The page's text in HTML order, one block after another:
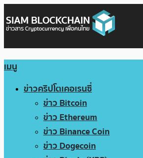
เมนู
ข่าวคริปโตเคอเรนซี่
ข่าว Bitcoin
ข่าว Ethereum
ข่าว Binance Coin
ข่าว Dogecoin